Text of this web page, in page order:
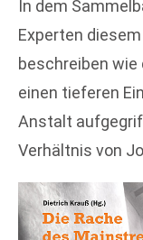
In dem
Experten
beschreiben
einen tieferen
Anstalt
Verhältnis von